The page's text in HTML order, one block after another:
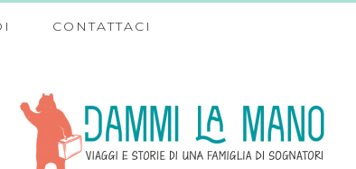
CONTATTACI